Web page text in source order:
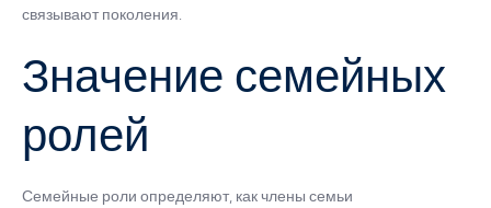
связывают поколения.
Значение семейных
ролей
Семейные роли определяют, как члены семьи